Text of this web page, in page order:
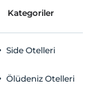
Kategoriler
Side Otelleri
Ölüdeniz Otelleri